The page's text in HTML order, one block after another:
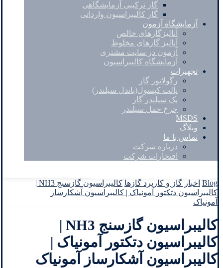
گاز ترکیبی آزمایشگاهی
گاز کالیبراسیون وارداتی
آزمایشگاه آزمون
آنالیزگازهای خالص
آنالیز گازهای مخلوط
آزمون در سایت مشتری
آزمایشگاه کالیبراسیون
تجهیزات
رگولاتور گاز
پالت کپسول(باندل سیلندر)
پک سیلندر گاز
چرخ حمل سیلندر
MSDS
وبلاگ
تماس با ما
درباره شرکت
افتخارات شرکت
Blog اخبار گاز و کاربرد گازها
کالیبراسیون گازسنج NH3 |
کالیبراسیون دتکتور آمونیاک | کالیبراسیون آشکارساز
آمونیاک
کالیبراسیون گازسنج NH3 |
کالیبراسیون دتکتور آمونیاک |
کالیبراسیون آشکارساز آمونیاک